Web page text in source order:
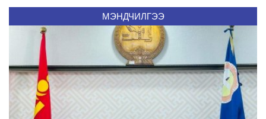
МЭНДЧИЛГЭЭ